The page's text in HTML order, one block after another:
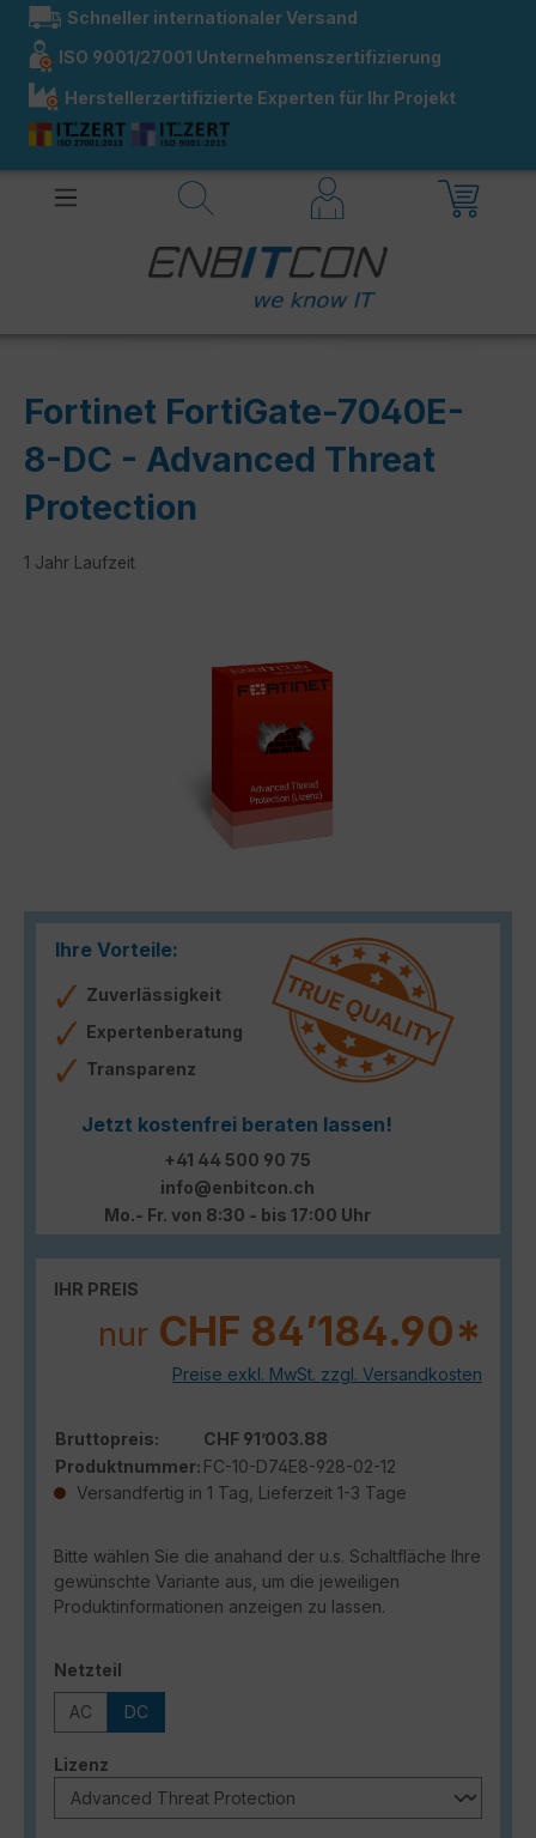
springen
Schneller internationaler Versand
ISO 9001/27001 Unternehmenszertifizierung
Herstellerzertifizierte Experten für Ihr Projekt
Fortinet FortiGate-7040E-
8-DC - Advanced Threat
Protection
1 Jahr Laufzeit
Ihre Vorteile:
Zuverlässigkeit
Expertenberatung
Transparenz
Jetzt kostenfrei beraten lassen!
+41 44 500 90 75
info@enbitcon.ch
Mo.- Fr. von 8:30 - bis 17:00 Uhr
IHR PREIS
nur CHF 84’184.90*
Preise exkl. MwSt. zzgl. Versandkosten
Bruttopreis:
CHF 91’003.88
Produktnummer: FC-10-D74E8-928-02-12
Versandfertig in 1 Tag, Lieferzeit 1-3 Tage
Bitte wählen Sie die anahand der u.s. Schaltfläche Ihre
gewünschte Variante aus, um die jeweiligen
Produktinformationen anzeigen zu lassen.
Netzteil
AC DC
Lizenz